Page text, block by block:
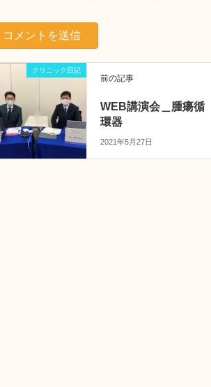
クリニック日記
前の記事
WEB講演会＿腫瘍循
環器
2021年5月27日